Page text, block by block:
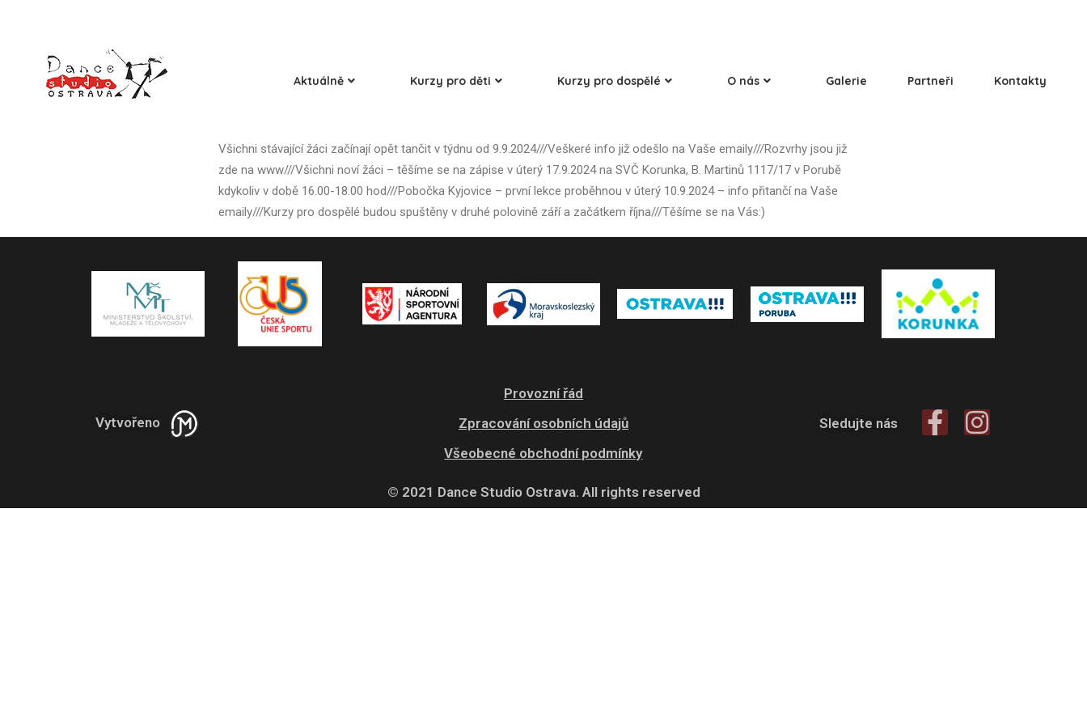
Aktuálně Kurzy pro děti Kurzy pro dospělé O nás Galerie Partneři Kontakty
Všichni stávající žáci začínají opět tančit v týdnu od 9.9.2024///Veškeré info již odešlo na Vaše emaily///Rozvrhy jsou již
zde na www///Všichni noví žáci – těšíme se na zápise v úterý 17.9.2024 na SVČ Korunka, B. Martinů 1117/17 v Porubě
kdykoliv v době 16.00-18.00 hod///Pobočka Kyjovice – první lekce proběhnou v úterý 10.9.2024 – info přitančí na Vaše
emaily///Kurzy pro dospělé budou spuštěny v druhé polovině září a začátkem října///Těšíme se na Vás:)
Vytvořeno
Provozní řád
Zpracování osobních údajů
Všeobecné obchodní podmínky
Sledujte nás
© 2021 Dance Studio Ostrava. All rights reserved